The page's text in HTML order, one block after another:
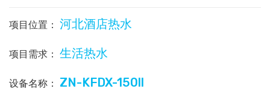
项目位置： 河北酒店热水
项目需求： 生活热水
设备名称： ZN-KFDX-150ll